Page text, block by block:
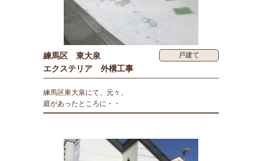
戸建て
練馬区 東大泉
エクステリア 外構工事
練馬区東大泉にて、元々、
庭があったところに・・